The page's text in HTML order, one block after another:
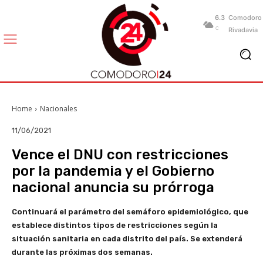
6.3
C
Comodoro
Rivadavia
Home Nacionales
11/06/2021
Vence el DNU con restricciones
por la pandemia y el Gobierno
nacional anuncia su prórroga
Continuará el parámetro del semáforo epidemiológico, que
establece distintos tipos de restricciones según la
situación sanitaria en cada distrito del país. Se extenderá
durante las próximas dos semanas.